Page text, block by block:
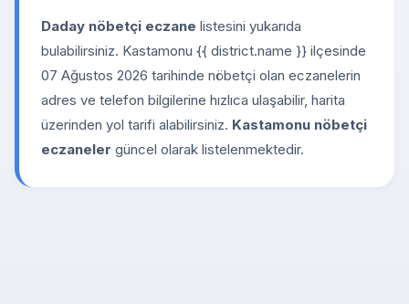
Daday nöbetçi eczane listesini yukarıda
bulabilirsiniz. Kastamonu {{ district.name }} ilçesinde
07 Ağustos 2026 tarihinde nöbetçi olan eczanelerin
adres ve telefon bilgilerine hızlıca ulaşabilir, harita
üzerinden yol tarifi alabilirsiniz. Kastamonu nöbetçi
eczaneler güncel olarak listelenmektedir.